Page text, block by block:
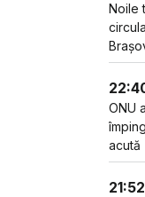
Noile
ONU
acută
21:52